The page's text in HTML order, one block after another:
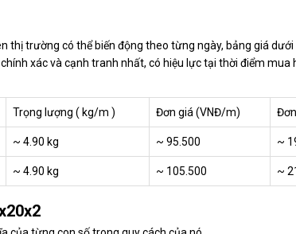
thị trường có thể biến động theo từng ngày, bảng giá
xác và cạnh tranh nhất, có hiệu lực tại thời điểm mua
Trọng lượng ( kg/m ) Đơn giá (VNĐ/m)
~ 4.90 kg ~ 95.500 ~
~ 4.90 kg ~ 105.500 ~